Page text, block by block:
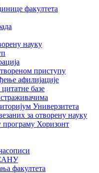
факултета
науку
приступу
афилијације
базе
Универзитета
за отворену науку
програму Хоризонт
факултета